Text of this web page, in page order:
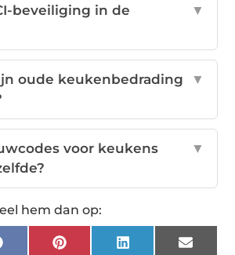
beveiliging in de
▼
oude keukenbedrading
▼
voor keukens
▼
hem dan op:
FacebookPinterestLinkedInEmail